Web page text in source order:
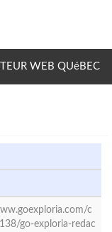
WEB QUéBEC
c
go-exploria-redac